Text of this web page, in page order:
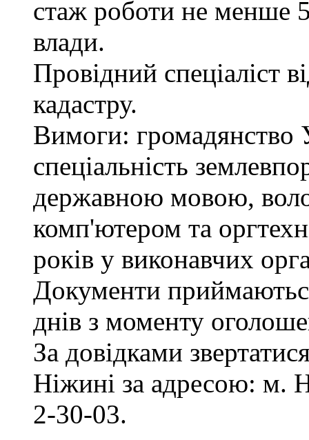
стаж роботи не менше
влади.
Провідний спеціаліст
кадастру.
Вимоги: громадянство
спеціальність
державною мовою,
комп'ютером та
років у виконавчих
Документи
днів з моменту
За довідками
Ніжині за адресою: м.
2-30-03.